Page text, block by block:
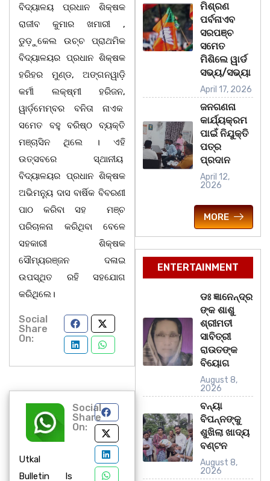
ବିଦ୍ୟାଳୟ ପ୍ରଧାନ ଶିକ୍ଷକ
ରାଜୀବ କୁମାର ଖମାରୀ ,
ଡୁଡ଼ୁକେଲ ଉଚ୍ଚ ପ୍ରାଥମିକ
ବିଦ୍ୟାଳୟର ପ୍ରଧାନ ଶିକ୍ଷକ
ହରିହର ମୁଣ୍ଡ, ଅଙ୍ଗନୱାଡ଼ି
କର୍ମୀ ଲକ୍ଷ୍ମୀ ହରିଜନ,
ୱାର୍ଡ଼ମେମ୍ବର ବନିତା ନାଏକ
ସମେତ ବହୁ ବରିଷ୍ଠ ବ୍ୟକ୍ତି
ମଞ୍ଚାସିନ ଥିଲେ । ଏହି
ଉତ୍ସବରେ ସ୍ଥାନୀୟ
ବିଦ୍ୟାଳୟର ପ୍ରଧାନ ଶିକ୍ଷକ
ଅଭିମନ୍ୟୁ ଦାସ ବାର୍ଷିକ ବିବରଣୀ
ପାଠ କରିବା ସହ ମଞ୍ଚ
ପରିଚାଳନା କରିଥିବା ବେଳେ
ସହକାରୀ ଶିକ୍ଷକ
ସୌମ୍ୟରଞ୍ଜନ ଦଳାଇ
ଉପସ୍ଥିତ ରହି ସହଯୋଗ
କରିଥିଲେ।
Social
Share
On:
Utkal
Bulletin Is
Social
Share
On:
ମିଶ୍ରଣ
ପର୍ବନାଏବ
ସରପଞ୍ଚ
ସମେତ
ମିଶିଲେ ୱାର୍ଡ
ସଭ୍ୟ/ସଭ୍ୟା
April 17, 2026
ଜନଗଣନା
କାର୍ଯ୍ୟକ୍ରମ
ପାଇଁ ନିଯୁକ୍ତି
ପତ୍ର
ପ୍ରଦାନ
April 12,
2026
MORE
ENTERTAINMENT
ଡଃ ଜ୍ଞାନେନ୍ଦ୍ର
ଙ୍କ ଶାଶୁ
ଶ୍ରୀମତୀ
ସାବିତ୍ରୀ
ରାଉତଙ୍କ
ବିୟୋଗ
August 8,
2026
ବନ୍ୟା
ବିପନ୍ନଙ୍କୁ
ଶୁଖିଲା ଖାଦ୍ୟ
ବଣ୍ଟନ
August 8,
2026